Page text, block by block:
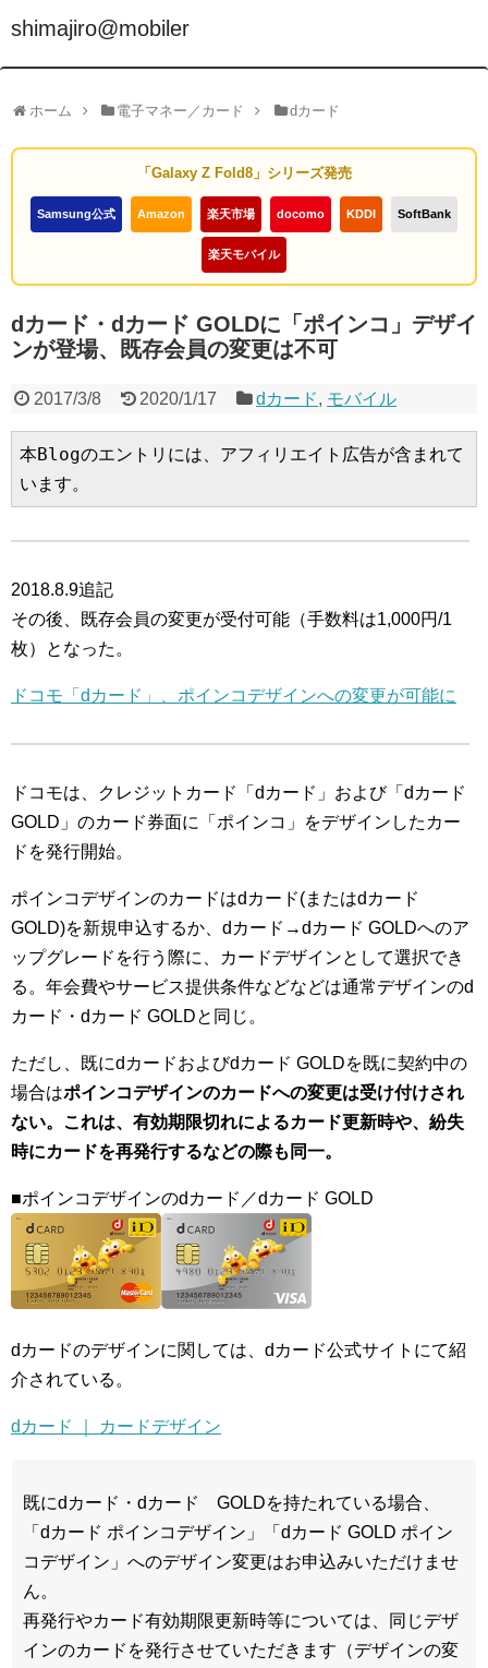
shimajiro@mobiler
ホーム 電子マネー／カード dカード
「Galaxy Z Fold8」シリーズ発売
Samsung公式 Amazon 楽天市場 docomo KDDI SoftBank
楽天モバイル
dカード・dカード GOLDに「ポインコ」デザイ
ンが登場、既存会員の変更は不可
2017/3/8 2020/1/17 dカード, モバイル
本Blogのエントリには、アフィリエイト広告が含まれて
います。
2018.8.9追記
その後、既存会員の変更が受付可能（手数料は1,000円/1
枚）となった。
ドコモ「dカード」、ポインコデザインへの変更が可能に
ドコモは、クレジットカード「dカード」および「dカード
GOLD」のカード券面に「ポインコ」をデザインしたカー
ドを発行開始。
ポインコデザインのカードはdカード(またはdカード
GOLD)を新規申込するか、dカード→dカード GOLDへのア
ップグレードを行う際に、カードデザインとして選択でき
る。年会費やサービス提供条件などなどは通常デザインのd
カード・dカード GOLDと同じ。
ただし、既にdカードおよびdカード GOLDを既に契約中の
場合はポインコデザインのカードへの変更は受け付けされ
ない。これは、有効期限切れによるカード更新時や、紛失
時にカードを再発行するなどの際も同一。
■ポインコデザインのdカード／dカード GOLD
dカードのデザインに関しては、dカード公式サイトにて紹
介されている。
dカード ｜ カードデザイン
既にdカード・dカード GOLDを持たれている場合、
「dカード ポインコデザイン」「dカード GOLD ポイン
コデザイン」へのデザイン変更はお申込みいただけませ
ん。
再発行やカード有効期限更新時等については、同じデザ
インのカードを発行させていただきます（デザインの変